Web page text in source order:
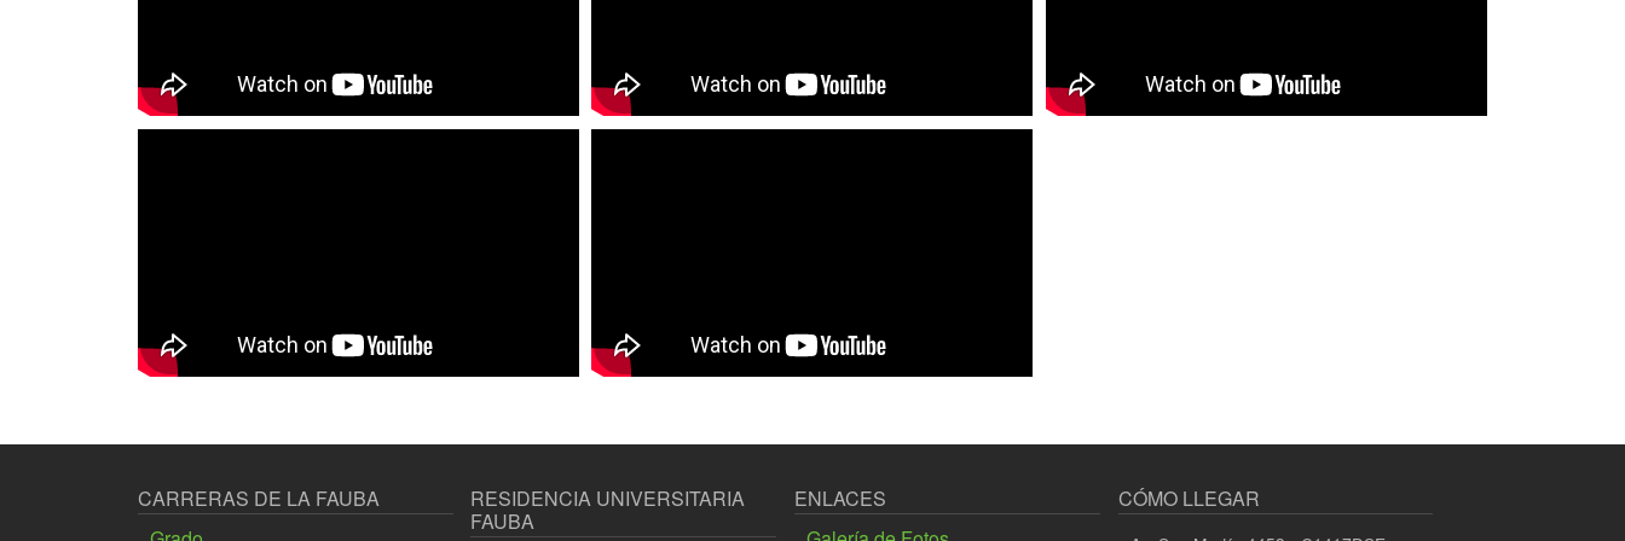
CARRERAS DE LA FAUBA
RESIDENCIA UNIVERSITARIA
FAUBA
ENLACES
CÓMO LLEGAR